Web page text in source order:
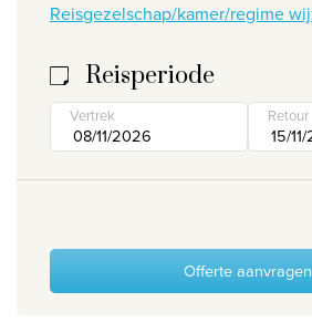
Nuttige links
Vacatures
Voorwaarden
Reisgezelschap/kamer/regime
Reisperiode
Vertrek Retour
Offerte aanvragen